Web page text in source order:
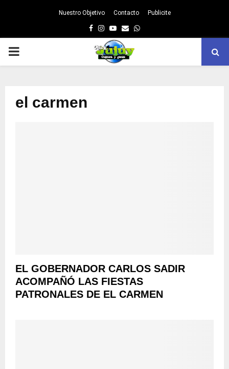
Nuestro Objetivo Contacto Publicite
Facebook
Instagram
Youtube
EmailWhatsapp
PRIMARY
el carmen
EL GOBERNADOR CARLOS SADIR
ACOMPAÑÓ LAS FIESTAS
PATRONALES DE EL CARMEN